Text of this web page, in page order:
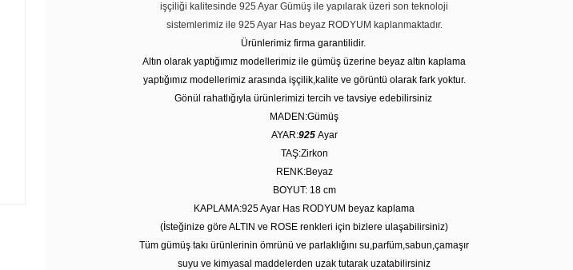
işçiliği kalitesinde 925 Ayar Gümüş ile yapılarak üzeri son teknoloji
sistemlerimiz ile 925 Ayar Has beyaz RODYUM kaplanmaktadır.
Ürünlerimiz firma garantilidir.
Altın olarak yaptığımız modellerimiz ile gümüş üzerine beyaz altın kaplama
yaptığımız modellerimiz arasında işçilik,kalite ve görüntü olarak fark yoktur.
Gönül rahatlığıyla ürünlerimizi tercih ve tavsiye edebilirsiniz
MADEN:Gümüş
AYAR:925 Ayar
TAŞ:Zirkon
RENK:Beyaz
BOYUT: 18 cm
KAPLAMA:925 Ayar Has RODYUM beyaz kaplama
(İsteğinize göre ALTIN ve ROSE renkleri için bizlere ulaşabilirsiniz)
Tüm gümüş takı ürünlerinin ömrünü ve parlaklığını su,parfüm,sabun,çamaşır
suyu ve kimyasal maddelerden uzak tutarak uzatabilirsiniz